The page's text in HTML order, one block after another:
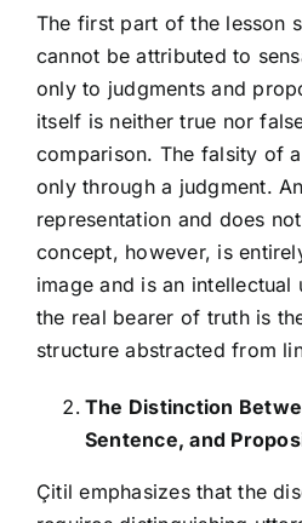
The first part of the lesson
cannot be attributed to
only to judgments and
itself is neither true nor
comparison. The falsity of
only through a judgment.
representation and does
concept, however, is
image and is an intellectual
the real bearer of truth is
structure abstracted from
The Distinction
Sentence, and
Çitil emphasizes that the